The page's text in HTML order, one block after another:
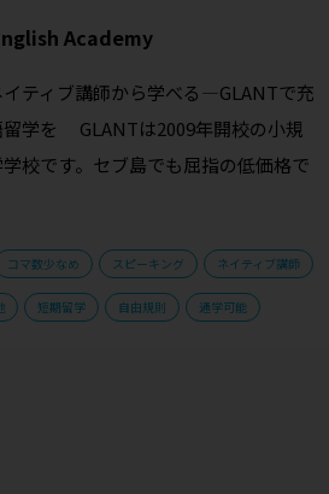
Academy
ティブ講師から学べる—GLANTで充
留学を GLANTは2009年開校の小規
校です。セブ島でも屈指の低価格で
コマ数少なめ スピーキング ネイティブ講師
短期留学 自由規則 通学可能